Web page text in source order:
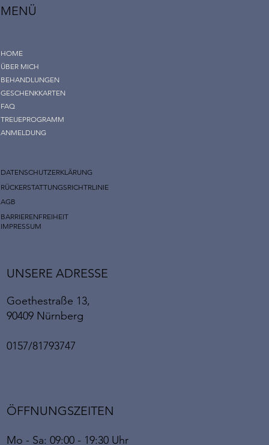
MENÜ
HOME
ÜBER MICH
BEHANDLUNGEN
GESCHENKKARTEN
FAQ
TREUEPROGRAMM
ANMELDUNG
DATENSCHUTZERKLÄRUNG
RÜCKERSTATTUNGSRICHTRLINIE
AGB
BARRIERENFREIHEIT
IMPRESSUM
UNSERE ADRESSE
Goethestraße 13,
90409 Nürnberg
0157/81793747
ÖFFNUNGSZEITEN
Mo - Sa: 09:00 - 19:30 Uhr